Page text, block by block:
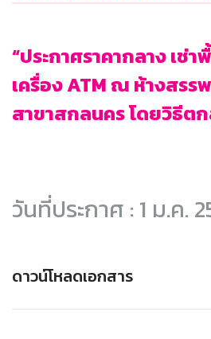
“ประกาศราคากลาง เช่
เครื่อง ATM ณ ห้างสรร
สาขาสกลนคร โดยวิธีตก
วันที่ประกาศ : 1 ม.ค.
ดาวน์โหลดเอกสาร